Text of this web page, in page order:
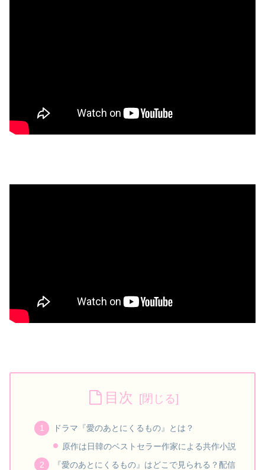
目次
ドラマ『愛のあとにくるもの』とは？
原作は日韓のベストセラー作家による共作小説
『愛のあとにくるもの』はどこで見られる？配信